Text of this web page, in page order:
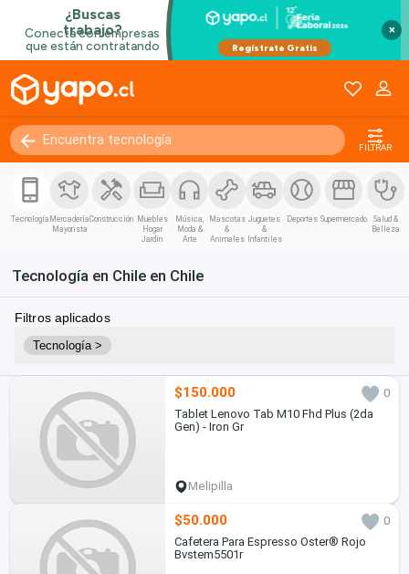
×
FILTRAR
Tecnología Mercadería
Mayorista
Construcción Muebles
Hogar
Jardín
Música,
Moda &
Arte
Mascotas
&
Animales
Juguetes
&
Infantiles
Deportes Supermercado
Salud &
Belleza
Tecnología en Chile en Chile
Filtros aplicados
Tecnología >
$150.000
0
Tablet Lenovo Tab M10 Fhd Plus (2da
Gen) - Iron Gr
Melipilla
$50.000
0
Cafetera Para Espresso Oster® Rojo
Bvstem5501r